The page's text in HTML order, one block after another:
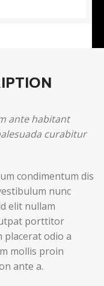
ante habitant
curabitur
condimentum dis
nunc
elit nullam
porttitor
placerat odio a
mollis proin
ante a.